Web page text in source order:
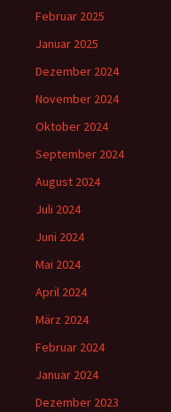
Februar 2025
Januar 2025
Dezember 2024
November 2024
Oktober 2024
September 2024
August 2024
Juli 2024
Juni 2024
Mai 2024
April 2024
März 2024
Februar 2024
Januar 2024
Dezember 2023